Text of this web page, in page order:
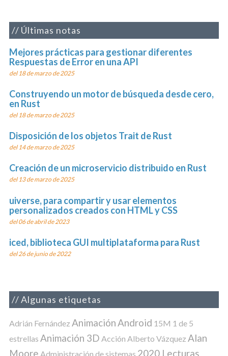
Últimas notas
Mejores prácticas para gestionar diferentes
Respuestas de Error en una API
del 18 de marzo de 2025
Construyendo un motor de búsqueda desde cero,
en Rust
del 18 de marzo de 2025
Disposición de los objetos Trait de Rust
del 14 de marzo de 2025
Creación de un microservicio distribuido en Rust
del 13 de marzo de 2025
uiverse, para compartir y usar elementos
personalizados creados con HTML y CSS
del 06 de abril de 2023
iced, biblioteca GUI multiplataforma para Rust
del 26 de junio de 2022
Algunas etiquetas
Adrián Fernández AnimaciónAndroid 15M 1 de 5
estrellas Animación 3D Acción Alberto Vázquez Alan
Moore Administración de sistemas 2020 Lecturas